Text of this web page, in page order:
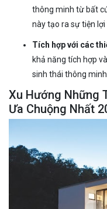
thông minh từ bất
này tạo ra sự tiện lợi
Tích hợp với các
khả năng tích hợp
sinh thái thông
Xu Hướng Những
Ưa Chuộng Nhất